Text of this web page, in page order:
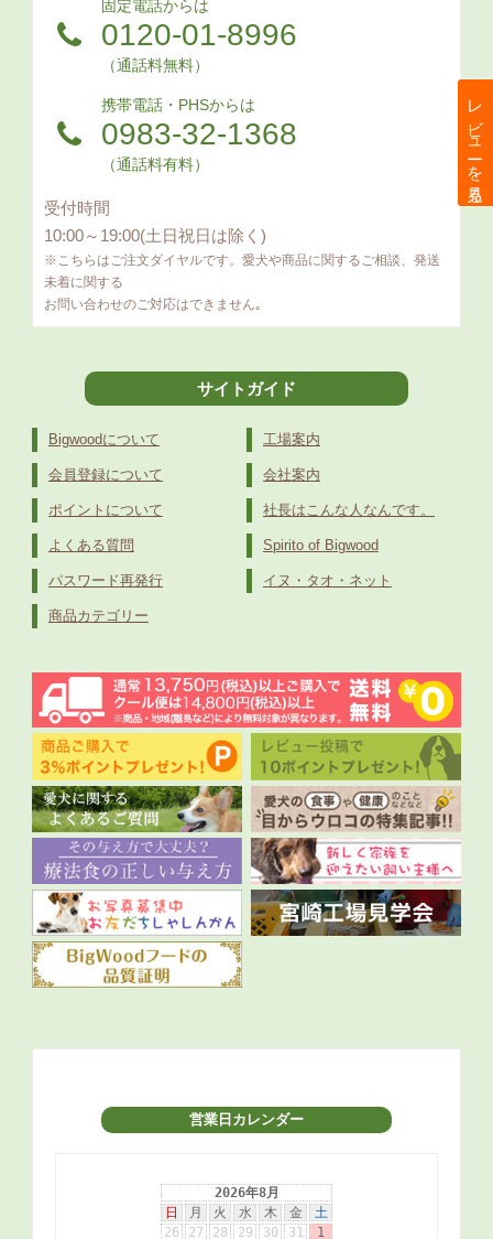
レビューを見る
固定電話からは
0120-01-8996
（通話料無料）
携帯電話・PHSからは
0983-32-1368
（通話料有料）
受付時間
10:00～19:00(土日祝日は除く)
※こちらはご注文ダイヤルです。愛犬や商品に関するご相談、発送
未着に関する
お問い合わせのご対応はできません｡
サイトガイド
Bigwoodについて
会員登録について
ポイントについて
よくある質問
パスワード再発行
商品カテゴリー
工場案内
会社案内
社長はこんな人なんです。
Spirito of Bigwood
イヌ・タオ・ネット